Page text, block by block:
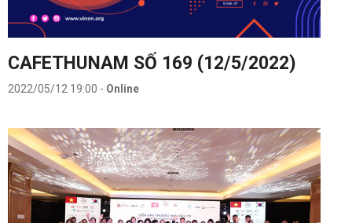
CAFETHUNAM SỐ 169 (12/5/2022)
2022/05/12 19:00 - Online